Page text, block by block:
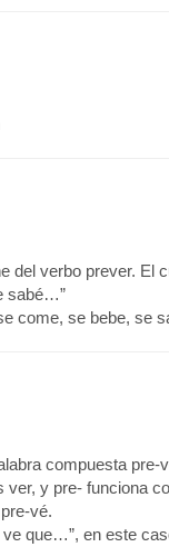
del verbo prever. El
sabé…”
come, se bebe, se
compuesta
y pre- funciona
vé.
que…”, en este